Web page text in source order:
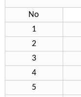
No
1
2
3
4
5